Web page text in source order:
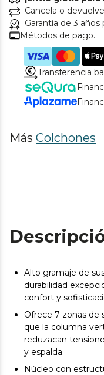
Cancela o
Garantía de 3 años
Métodos de pago.
Transferencia
Más Colchones
Alto gramaje de
durabilidad
confort y
Ofrece 7 zonas de
que la columna
reduzacan
y espalda.
Núcleo con